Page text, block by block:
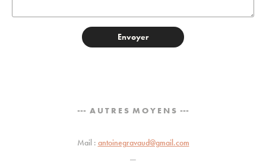
Envoyer
--- A U T R E S M O Y E N S ---
Mail : antoinegravaud@gmail.com
—